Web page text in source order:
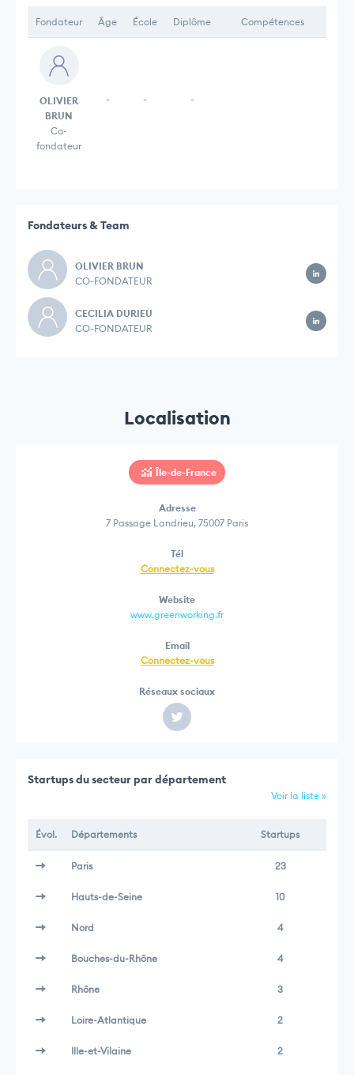
Fondateur Âge École Diplôme Compétences
OLIVIER
BRUN
Co-
fondateur
- - -
Fondateurs & Team
OLIVIER BRUN
CO-FONDATEUR
CECILIA DURIEU
CO-FONDATEUR
Localisation
Île-de-France
Adresse
7 Passage Landrieu, 75007 Paris
Tél
Connectez-vous
Website
www.greenworking.fr
Email
Connectez-vous
Réseaux sociaux
Startups du secteur par département
Voir la liste »
Évol. Départements Startups
Paris 23
Hauts-de-Seine 10
Nord 4
Bouches-du-Rhône 4
Rhône 3
Loire-Atlantique 2
Ille-et-Vilaine 2